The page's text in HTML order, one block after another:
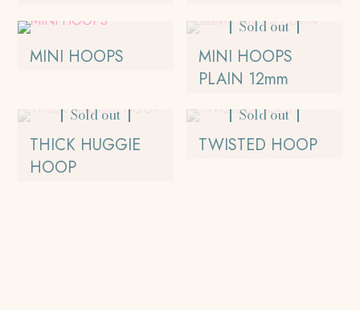
de
se
pueden
elegir
la
página
de
producto
producto
tiene
múltiples
variantes.
Las
MINI HOOPS
Sold out
MINI HOOPS
PLAIN 12mm
Sold out
THICK HUGGIE
HOOP
Sold out
TWISTED HOOP